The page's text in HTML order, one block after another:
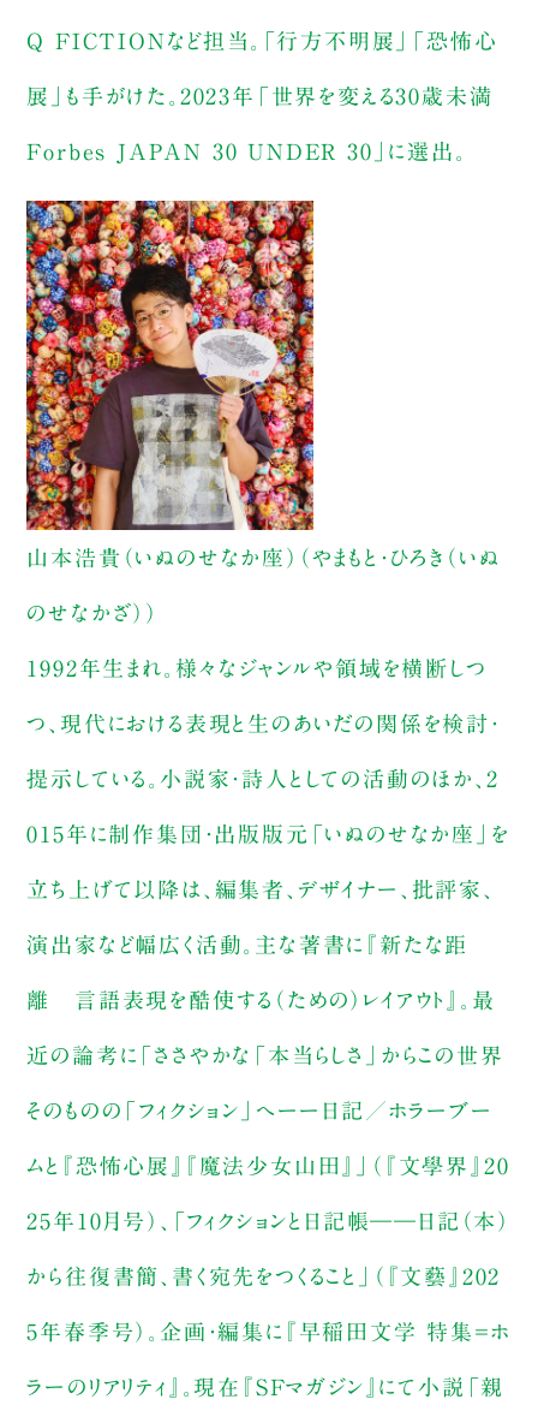
Q FICTIONなど担当。「行方不明展」「恐怖心
展」も手がけた。2023年「世界を変える30歳未満
Forbes JAPAN 30 UNDER 30」に選出。
山本浩貴（いぬのせなか座）（やまもと・ひろき（いぬ
のせなかざ））
1992年生まれ。様々なジャンルや領域を横断しつ
つ、現代における表現と生のあいだの関係を検討・
提示している。小説家・詩人としての活動のほか、2
015年に制作集団・出版版元「いぬのせなか座」を
立ち上げて以降は、編集者、デザイナー、批評家、
演出家など幅広く活動。主な著書に『新たな距
離 言語表現を酷使する（ための）レイアウト』。最
近の論考に「ささやかな「本当らしさ」からこの世界
そのものの「フィクション」へーー日記／ホラーブー
ムと『恐怖心展』『魔法少女山田』」（『文學界』20
25年10月号）、「フィクションと日記帳――日記（本）
から往復書簡、書く宛先をつくること」（『文藝』202
5年春季号）。企画・編集に『早稲田文学 特集＝ホ
ラーのリアリティ』。現在『SFマガジン』にて小説「親